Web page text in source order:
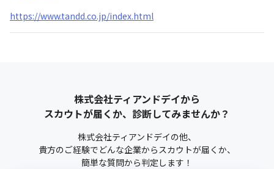
https://www.tandd.co.jp/index.html
株式会社ティアンドデイから
スカウトが届くか、診断してみませんか？
株式会社ティアンドデイの他、
貴方のご経験でどんな企業からスカウトが届くか、
簡単な質問から判定します！